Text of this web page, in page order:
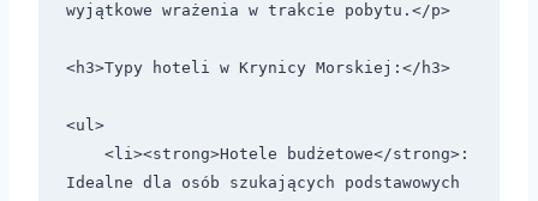
wyjątkowe wrażenia w trakcie pobytu.</p>
<h3>Typy hoteli w Krynicy Morskiej:</h3>
<ul>
Idealne dla osób szukających podstawowych